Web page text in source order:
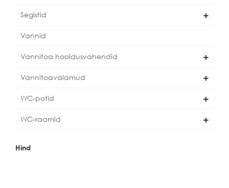
Segistid
Vannid
Vannitoa hooldusvahendid
Vannitoavalamud
WC-potid
WC-raamid
Hind